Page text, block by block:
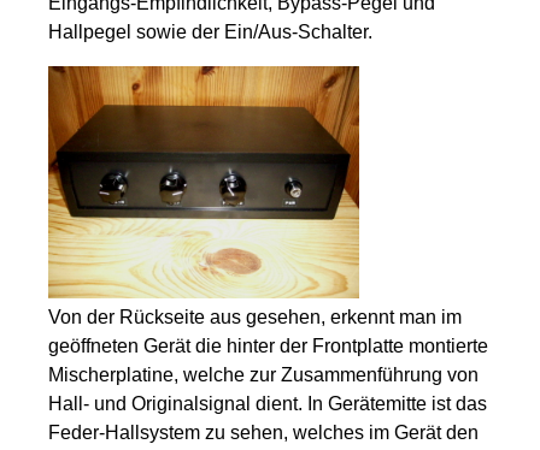
Hallpegel sowie der Ein/Aus-Schalter.
Von der Rückseite aus gesehen, erkennt man im
geöffneten Gerät die hinter der Frontplatte montierte
Mischerplatine, welche zur Zusammenführung von
Hall- und Originalsignal dient. In Gerätemitte ist das
Feder-Hallsystem zu sehen, welches im Gerät den